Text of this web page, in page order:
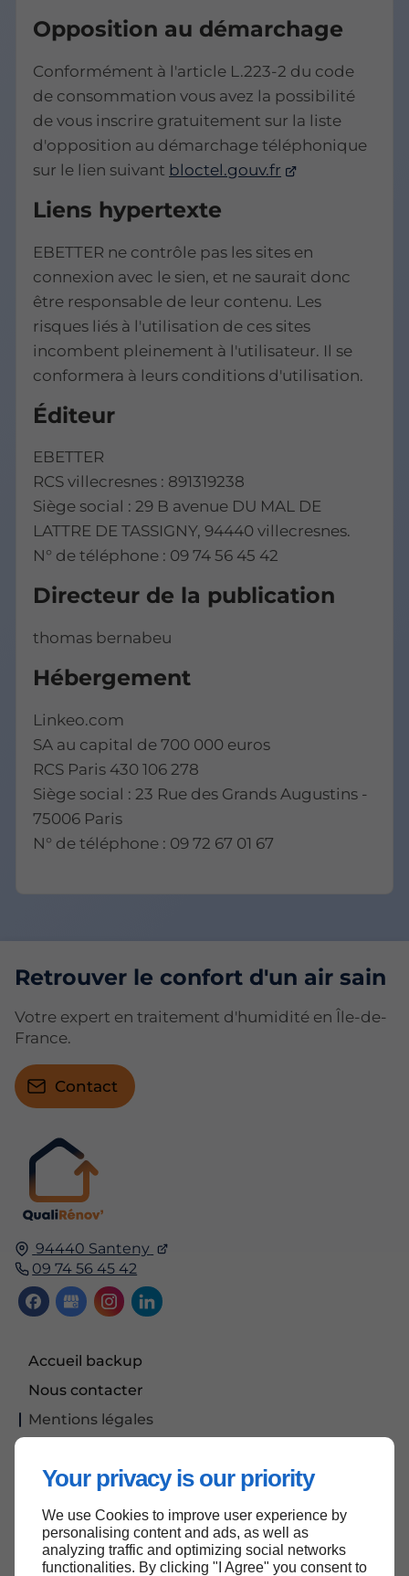
Your privacy is our priority
We use Cookies to improve user experience by
personalising content and ads, as well as
analyzing traffic and optimizing social networks
functionalities. By clicking "I Agree" you consent to
Opposition au démarchage
Conformément à l'article L.223-2 du code
de consommation vous avez la possibilité
de vous inscrire gratuitement sur la liste
d'opposition au démarchage téléphonique
sur le lien suivant bloctel.gouv.fr
Liens hypertexte
EBETTER ne contrôle pas les sites en
connexion avec le sien, et ne saurait donc
être responsable de leur contenu. Les
risques liés à l'utilisation de ces sites
incombent pleinement à l'utilisateur. Il se
conformera à leurs conditions d'utilisation.
Éditeur
EBETTER
RCS villecresnes : 891319238
Siège social : 29 B avenue DU MAL DE
LATTRE DE TASSIGNY, 94440 villecresnes.
N° de téléphone : 09 74 56 45 42
Directeur de la publication
thomas bernabeu
Hébergement
Linkeo.com
SA au capital de 700 000 euros
RCS Paris 430 106 278
Siège social : 23 Rue des Grands Augustins -
75006 Paris
N° de téléphone : 09 72 67 01 67
94440 Santeny
09 74 56 45 42
Accueil backup
Nous contacter
Mentions légales
Retrouver le confort d'un air sain
Votre expert en traitement d'humidité en Île-de-
France.
Contact
Haut de page